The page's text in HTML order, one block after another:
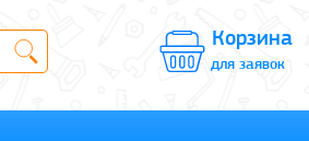
Корзина
для заявок